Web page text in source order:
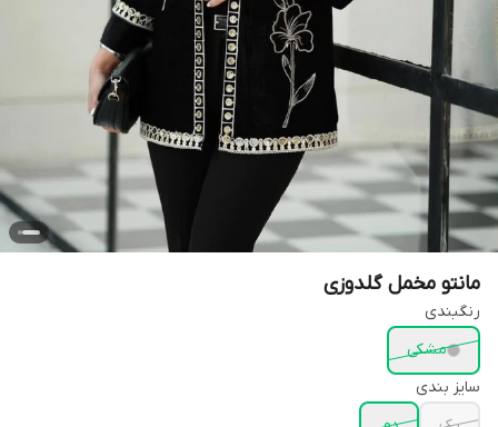
مانتو مخمل گلدوزی
رنگبندی
مشکی
سایز بندی